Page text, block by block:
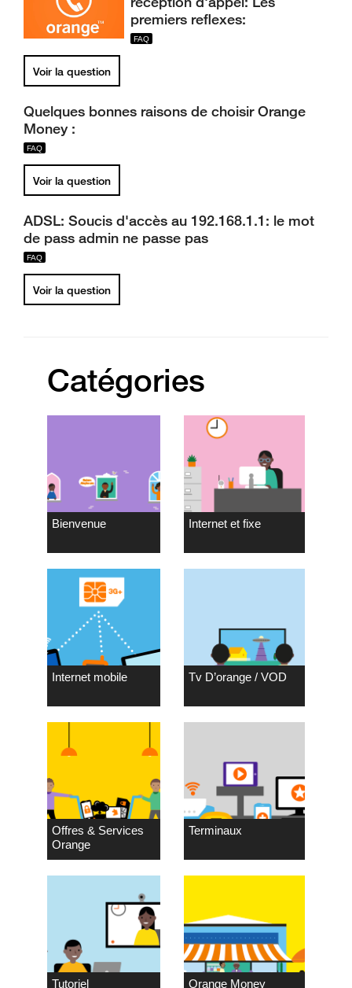
premiers reflexes:
Voir la question
Quelques bonnes raisons de choisir Orange
Money :
Voir la question
ADSL: Soucis d'accès au 192.168.1.1: le mot
de pass admin ne passe pas
Voir la question
Catégories
Bienvenue Internet et fixe
Internet mobile Tv D’orange / VOD
Offres & Services
Orange
Terminaux
Tutoriel Orange Money